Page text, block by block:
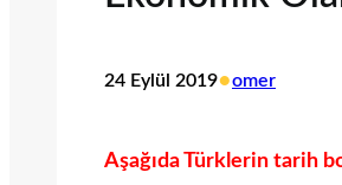
24 Eylül 2019•omer
Aşağıda Türklerin tarih